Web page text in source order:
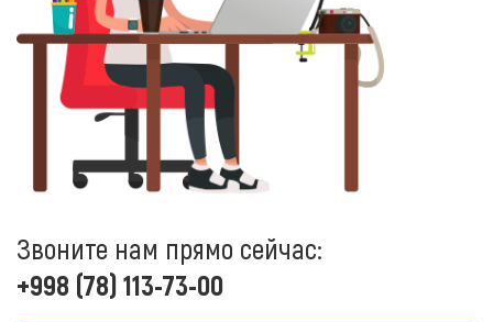
Звоните нам прямо сейчас:
+998 (78) 113-73-00